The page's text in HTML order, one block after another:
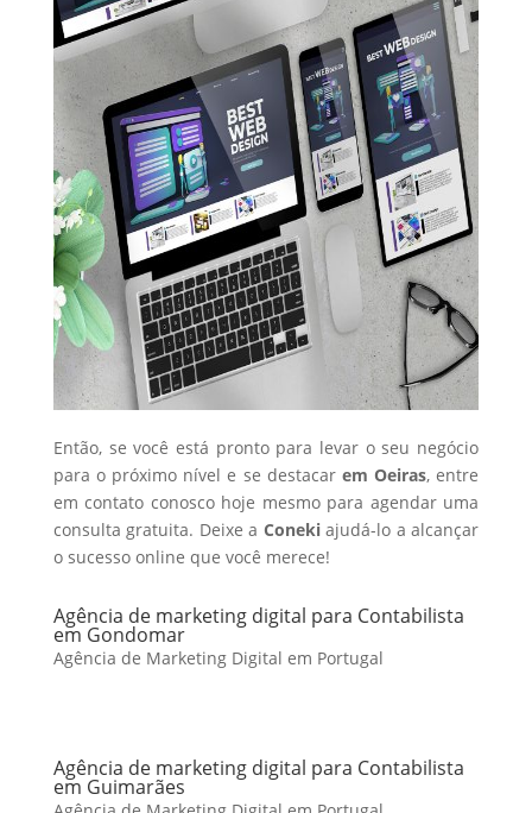
Então, se você está pronto para levar o seu negócio
para o próximo nível e se destacar em Oeiras, entre
em contato conosco hoje mesmo para agendar uma
consulta gratuita. Deixe a Conekiajudá-lo a alcançar
o sucesso online que você merece!
Agência de marketing digital para Contabilista
em Gondomar
Agência de Marketing Digital em Portugal
Agência de marketing digital para Contabilista
em Guimarães